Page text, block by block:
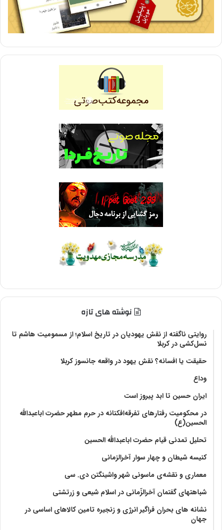
نوشته های تازه
روایتی ناگفته از نقش یهودیان در تاریخ اسلام؛ از مسمومیت هاشم تا
نسل‌کشی در کربلا
حقیقت یا افسانه؟‌ نقش یهود در واقعه جانسوز کربلا
وداع
ایران حسین تا ابد پیروز است
در محکومیت رفتارهای تفرقه‌افکنانه در حرم مطهر حضرت اباعبدالله
الحسین(ع)
تحلیل تمدنی قیام حضرت اباعبدالله الحسین
کنیسه شیطان و چهار سوار آخرالزمانی
معماری و نقشه‌ی ماسونی شهر واشينگتن دی. سی
شباهتهای گفتمان آخر‌الزّمانی در اسلام شیعی و زرتشتی
نشانه های بحران فراگیر انرژی و زنجیره تامین کالاهای اساسی در
جهان